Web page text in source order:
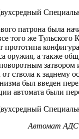
патрона была
того же
прототипа
оружия, а также
затвором
ствола к заднему
был введен
автомата были
Автомат АДС